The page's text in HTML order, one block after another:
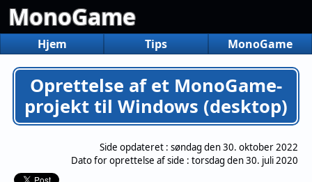
MonoGame
Hjem Tips MonoGame
Oprettelse af et MonoGame-
projekt til Windows (desktop)
Side opdateret : søndag den 30. oktober 2022
Dato for oprettelse af side : torsdag den 30. juli 2020